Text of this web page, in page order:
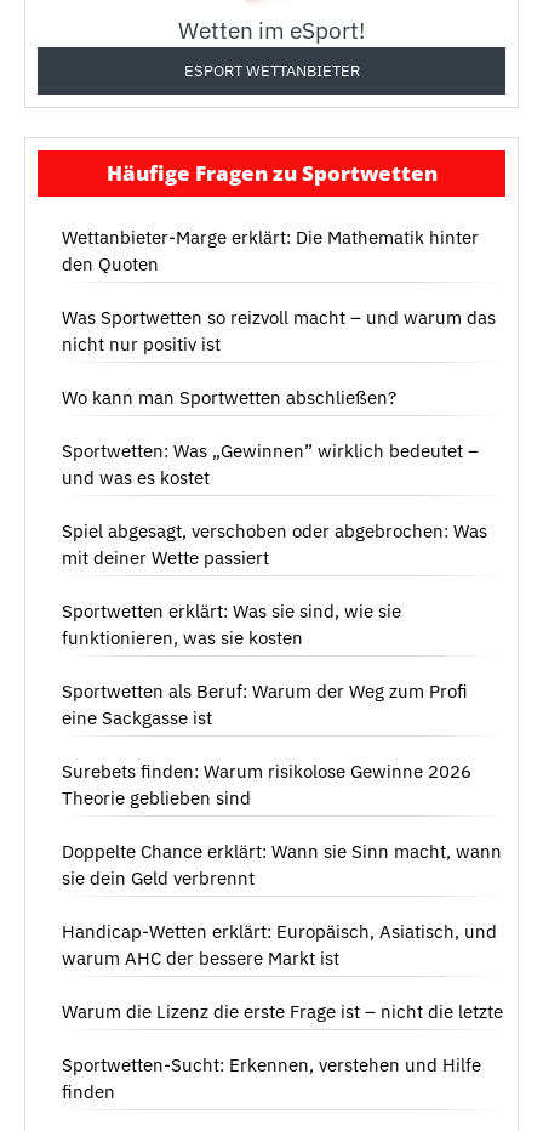
Wetten im eSport!
ESPORT WETTANBIETER
Häufige Fragen zu Sportwetten
Wettanbieter-Marge erklärt: Die Mathematik hinter
den Quoten
Was Sportwetten so reizvoll macht – und warum das
nicht nur positiv ist
Wo kann man Sportwetten abschließen?
Sportwetten: Was „Gewinnen” wirklich bedeutet –
und was es kostet
Spiel abgesagt, verschoben oder abgebrochen: Was
mit deiner Wette passiert
Sportwetten erklärt: Was sie sind, wie sie
funktionieren, was sie kosten
Sportwetten als Beruf: Warum der Weg zum Profi
eine Sackgasse ist
Surebets finden: Warum risikolose Gewinne 2026
Theorie geblieben sind
Doppelte Chance erklärt: Wann sie Sinn macht, wann
sie dein Geld verbrennt
Handicap-Wetten erklärt: Europäisch, Asiatisch, und
warum AHC der bessere Markt ist
Warum die Lizenz die erste Frage ist – nicht die letzte
Sportwetten-Sucht: Erkennen, verstehen und Hilfe
finden